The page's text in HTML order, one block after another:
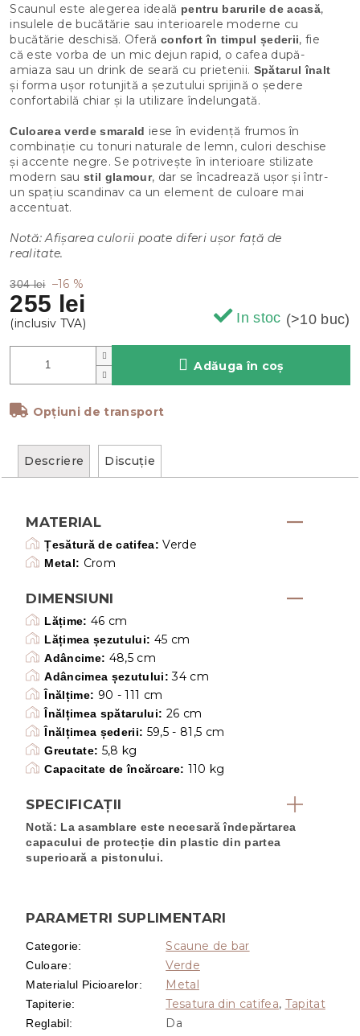
304 lei –16 %
255 lei
In stoc (>10 buc)
Opțiuni de transport
Adăuga în coş
Scaunul este alegerea ideală pentru barurile de acasă,
insulele de bucătărie sau interioarele moderne cu
bucătărie deschisă. Oferă confort în timpul șederii, fie
că este vorba de un mic dejun rapid, o cafea după-
amiaza sau un drink de seară cu prietenii. Spătarul înalt
și forma ușor rotunjită a șezutului sprijină o ședere
confortabilă chiar și la utilizare îndelungată.
Culoarea verde smarald iese în evidență frumos în
combinație cu tonuri naturale de lemn, culori deschise
și accente negre. Se potrivește în interioare stilizate
modern sau stil glamour, dar se încadrează ușor și într-
un spațiu scandinav ca un element de culoare mai
accentuat.
Notă: Afișarea culorii poate diferi ușor față de
realitate.
Descriere Discuţie
MATERIAL
Țesătură de catifea: Verde
Metal: Crom
DIMENSIUNI
Lățime: 46 cm
Lățimea șezutului: 45 cm
Adâncime: 48,5 cm
Adâncimea șezutului: 34 cm
Înălțime: 90 - 111 cm
Înălțimea spătarului: 26 cm
Înălțimea șederii: 59,5 - 81,5 cm
Greutate: 5,8 kg
Capacitate de încărcare: 110 kg
SPECIFICAȚII
Notă: La asamblare este necesară îndepărtarea
capacului de protecție din plastic din partea
superioară a pistonului.
PARAMETRI SUPLIMENTARI
Categorie: Scaune de bar
Culoare: Verde
Materialul Picioarelor: Metal
Tapiterie: Tesatura din catifea, Tapitat
Reglabil: Da